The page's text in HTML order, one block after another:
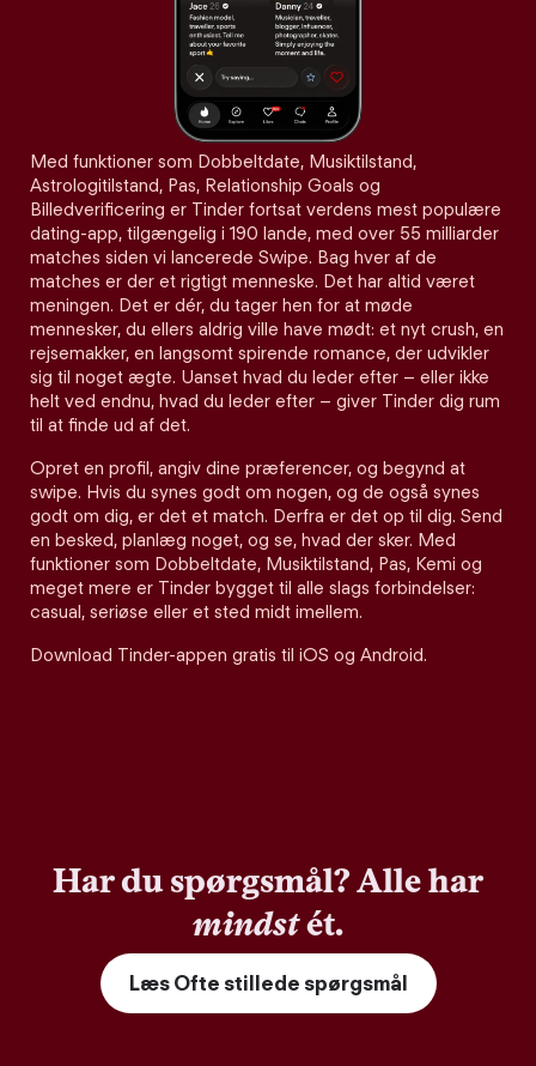
Med funktioner som Dobbeltdate, Musiktilstand,
Astrologitilstand, Pas, Relationship Goals og
Billedverificering er Tinder fortsat verdens mest populære
dating-app, tilgængelig i 190 lande, med over 55 milliarder
matches siden vi lancerede Swipe. Bag hver af de
matches er der et rigtigt menneske. Det har altid været
meningen. Det er dér, du tager hen for at møde
mennesker, du ellers aldrig ville have mødt: et nyt crush, en
rejsemakker, en langsomt spirende romance, der udvikler
sig til noget ægte. Uanset hvad du leder efter – eller ikke
helt ved endnu, hvad du leder efter – giver Tinder dig rum
til at finde ud af det.
Opret en profil, angiv dine præferencer, og begynd at
swipe. Hvis du synes godt om nogen, og de også synes
godt om dig, er det et match. Derfra er det op til dig. Send
en besked, planlæg noget, og se, hvad der sker. Med
funktioner som Dobbeltdate, Musiktilstand, Pas, Kemi og
meget mere er Tinder bygget til alle slags forbindelser:
casual, seriøse eller et sted midt imellem.
Download Tinder-appen gratis til iOS og Android.
Har du spørgsmål? Alle har
mindstét.
Læs Ofte stillede spørgsmål